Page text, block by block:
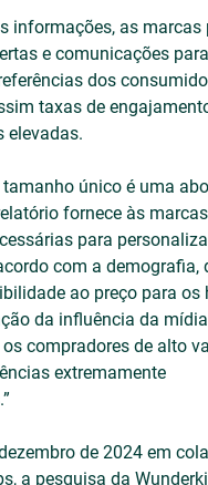
informações, as marcas
e comunicações
dos
taxas de
elevadas.
único é uma
fornece às
para
com a demografia,
ao preço para os
da influência da
compradores de alto
extremamente
de 2024 em
a pesquisa da